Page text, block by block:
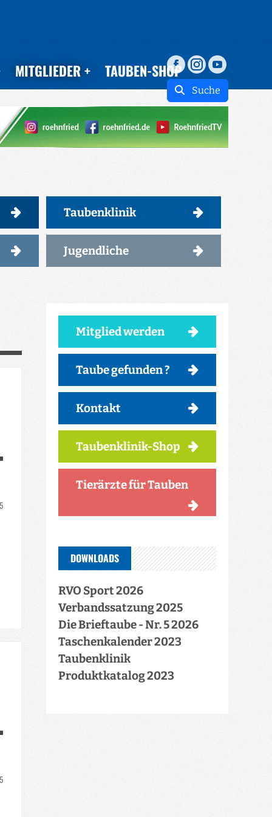
MITGLIEDER TAUBEN-SHOP
Suche
Taubenklinik
Jugendliche
Mitglied werden
Taube gefunden ?
Kontakt
Taubenklinik-Shop
Tierärzte für Tauben
DOWNLOADS
RVO Sport 2026
Verbandssatzung 2025
Die Brieftaube - Nr. 5 2026
Taschenkalender 2023
Taubenklinik
Produktkatalog 2023